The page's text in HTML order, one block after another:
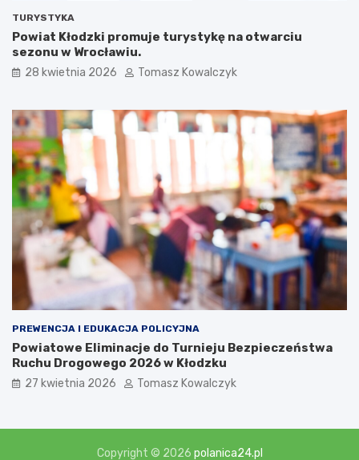
TURYSTYKA
Powiat Kłodzki promuje turystykę na otwarciu
sezonu w Wrocławiu.
28 kwietnia 2026 Tomasz Kowalczyk
PREWENCJA I EDUKACJA POLICYJNA
Powiatowe Eliminacje do Turnieju Bezpieczeństwa
Ruchu Drogowego 2026 w Kłodzku
27 kwietnia 2026 Tomasz Kowalczyk
Copyright © 2026 polanica24.pl